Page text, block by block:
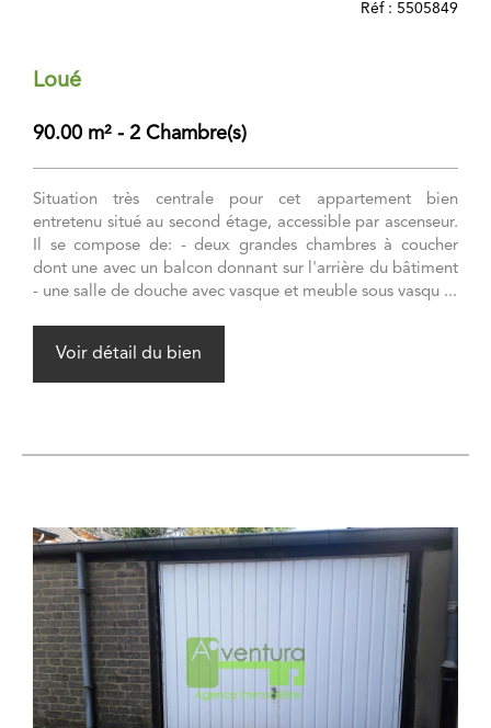
Réf : 5505849
Loué
90.00 m² - 2 Chambre(s)
Situation très centrale pour cet appartement bien
entretenu situé au second étage, accessible par ascenseur.
Il se compose de: - deux grandes chambres à coucher
dont une avec un balcon donnant sur l'arrière du bâtiment
- une salle de douche avec vasque et meuble sous vasqu ...
Voir détail du bien